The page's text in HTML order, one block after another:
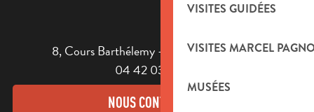
VISITES GUIDÉES
VISITES MARCEL
MUSÉES
8, Cours Barthélemy - 13400 AUBAGNE
04 42 03 49 98
NOUS CONTACTER